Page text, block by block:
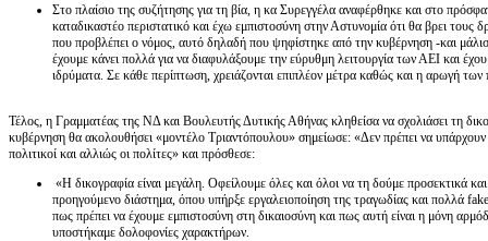
Στο πλαίσιο της συζήτησης για τη βία, η κα Συρεγγέλα αναφέρθηκε και στο
καταδικαστέο περιστατικό και έχω εμπιστοσύνη στην Αστυνομία ότι θα βρει τους
που προβλέπει ο νόμος, αυτό δηλαδή που ψηφίστηκε από την κυβέρνηση -και
έχουμε κάνει πολλά για να διαφυλάξουμε την εύρυθμη λειτουργία των ΑΕΙ και
ιδρύματα. Σε κάθε περίπτωση, χρειάζονται επιπλέον μέτρα καθώς και η αρωγή
Τέλος, η Γραμματέας της ΝΔ και Βουλευτής Δυτικής Αθήνας κληθείσα να σχολιάσει τη
κυβέρνηση θα ακολουθήσει «μοντέλο Τριαντόπουλου» σημείωσε: «Δεν πρέπει να
πολιτικοί και αλλιώς οι πολίτες» και πρόσθεσε:
«Η δικογραφία είναι μεγάλη. Οφείλουμε όλες και όλοι να τη δούμε προσεκτικά
προηγούμενο διάστημα, όπου υπήρξε εργαλειοποίηση της τραγωδίας και πολλά
πως πρέπει να έχουμε εμπιστοσύνη στη δικαιοσύνη και πως αυτή είναι η μόνη
υποστήκαμε δολοφονίες χαρακτήρων.